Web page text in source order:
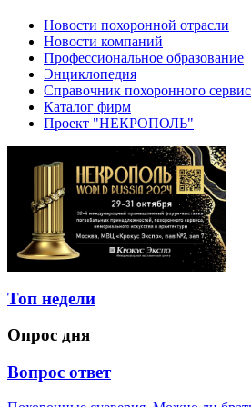
Новости похоронной отрасли
Новости компаний
Профессиональное образование
Энциклопедия
Справочник похоронного
Каталог фирм
Проект "НЕКРОПОЛЬ"
Топ недели
Опрос дня
Вопрос ответ